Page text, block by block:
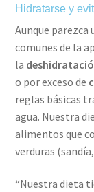
Hidratarse y
Aunque parezca
comunes de la
la
o por exceso de
reglas básicas
agua. Nuestra
alimentos que
verduras
“Nuestra dieta